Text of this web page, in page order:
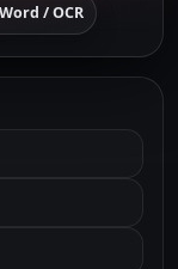
/ OCR